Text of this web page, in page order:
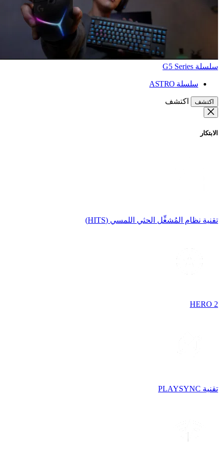
سلسلة G5 Series
سلسلة ASTRO
اكتشف اكتشف
الابتكار
تقنية نظام المُشغِّل الحثي اللمسي (HITS)
HERO 2
تقنية PLAYSYNC